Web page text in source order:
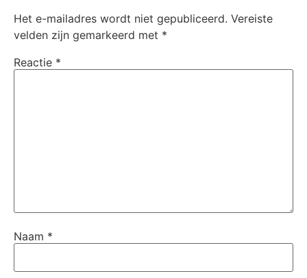
Het e-mailadres wordt niet gepubliceerd. Vereiste
velden zijn gemarkeerd met *
Reactie *
Naam *